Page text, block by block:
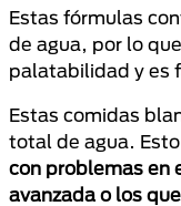
Estas fórmulas
de agua, por lo
palatabilidad y es
Estas comidas
total de agua.
con problemas en
avanzada o los